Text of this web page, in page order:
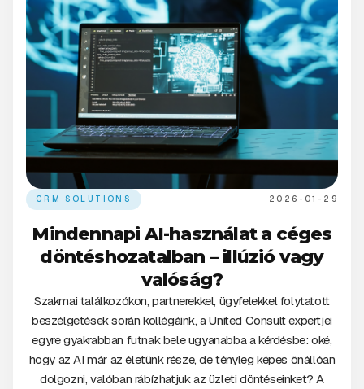
CRM SOLUTIONS 2026-01-29
Mindennapi AI-használat a céges
döntéshozatalban – illúzió vagy
valóság?
Szakmai találkozókon, partnerekkel, ügyfelekkel folytatott
beszélgetések során kollégáink, a United Consult expertjei
egyre gyakrabban futnak bele ugyanabba a kérdésbe: oké,
hogy az AI már az életünk része, de tényleg képes önállóan
dolgozni, valóban rábízhatjuk az üzleti döntéseinket? A